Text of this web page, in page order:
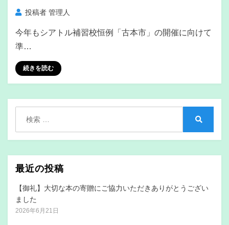
投稿者 管理人
今年もシアトル補習校恒例「古本市」の開催に向けて
準…
続きを読む
最近の投稿
【御礼】大切な本の寄贈にご協力いただきありがとうござい
ました
2026年6月21日